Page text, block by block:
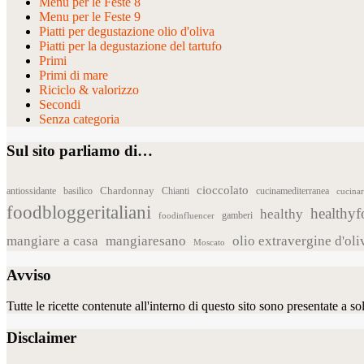
Menu per le Feste 9
Piatti per degustazione olio d'oliva
Piatti per la degustazione del tartufo
Primi
Primi di mare
Riciclo & valorizzo
Secondi
Senza categoria
Sul sito parliamo di…
antiossidante basilico Chardonnay Chianti cioccolato cucinamediterranea
foodbloggeritaliani foodinfluencer gamberi healthy
mangiare a casa mangiaresano Moscato olio extravergine
Avviso
Tutte le ricette contenute all'interno di questo sito sono presentate a
Disclaimer